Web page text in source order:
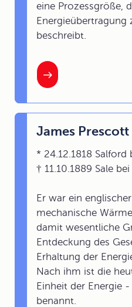
eine Prozessgröße,
Energieübertragung
beschreibt.
James
* 24.12.1818 Salford
† 11.10.1889 Sale
Er war ein
mechanische
damit wesentliche
Entdeckung des
Erhaltung der
Nach ihm ist die
Einheit der Energie
benannt.